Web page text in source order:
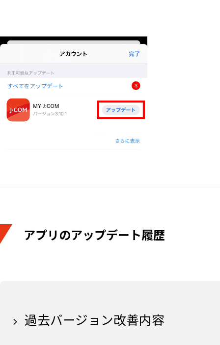
アプリのアップデート履歴
過去バージョン改善内容